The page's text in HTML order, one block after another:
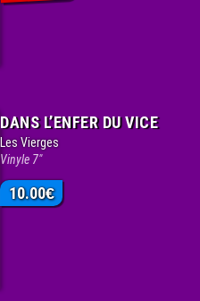
DANS L’ENFER DU VICE
Les Vierges
Vinyle 7"
10.00€